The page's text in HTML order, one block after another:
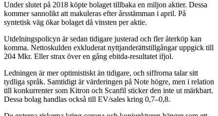
Under slutet på 2018 köpte bolaget tillbaka en miljon aktier. Dessa
kommer sannolikt att makuleras efter årsstämman i april. På
syntetisk väg ökar bolaget då vinsten per aktie.
Utdelningspolicyn är sedan tidigare justerad och fler återköp kan
komma. Nettoskulden exkluderat nyttjanderättstillgångar uppgick till
204 Mkr. Eller strax över en gång ebitda-resultatet ifjol.
Ledningen är mer optimistiskt än tidigare, och siffrorna talar sitt
tydliga språk. Samtidigt är värderingen på Note högre, men i relation
till konkurrenter som Kitron och Scanfil sticker den inte ut märkbart.
Dessa bolag handlas också till EV/sales kring 0,7–0,8.